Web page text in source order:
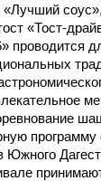
«Тост-
программу
Южного